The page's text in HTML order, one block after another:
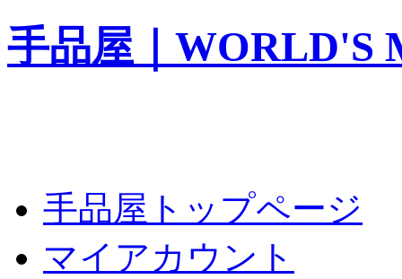
手品屋｜WORLD'S
手品屋トップページ
マイアカウント